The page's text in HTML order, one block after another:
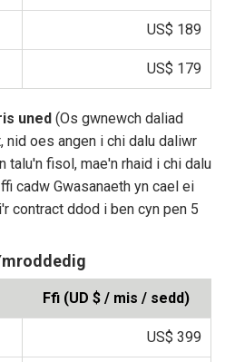
US$ 189
US$ 179
uned (Os gwnewch daliad
nid oes angen i chi dalu daliwr
talu'n fisol, mae'n rhaid i chi dalu
cadw Gwasanaeth yn cael ei
contract ddod i ben cyn pen 5
Ffi (UD $ / mis / sedd)
US$ 399